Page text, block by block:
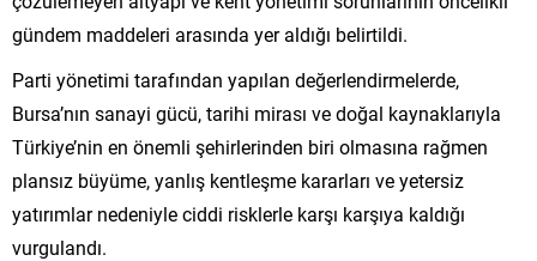
gündem maddeleri arasında yer aldığı belirtildi.
Parti yönetimi tarafından yapılan değerlendirmelerde,
Bursa’nın sanayi gücü, tarihi mirası ve doğal kaynaklarıyla
Türkiye’nin en önemli şehirlerinden biri olmasına rağmen
plansız büyüme, yanlış kentleşme kararları ve yetersiz
yatırımlar nedeniyle ciddi risklerle karşı karşıya kaldığı
vurgulandı.